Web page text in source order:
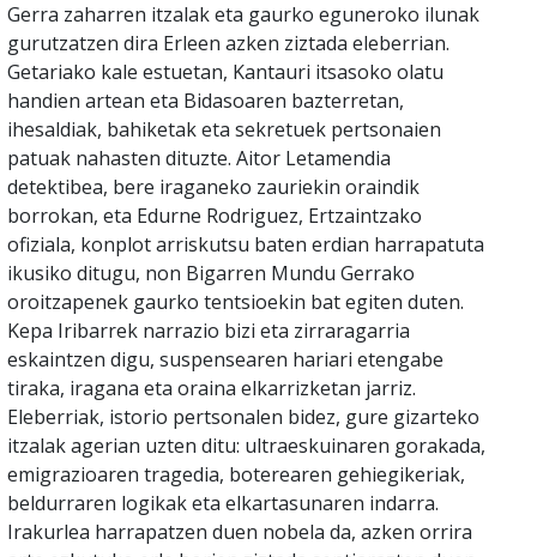
Gerra zaharren itzalak eta gaurko eguneroko ilunak
gurutzatzen dira Erleen azken ziztada eleberrian.
Getariako kale estuetan, Kantauri itsasoko olatu
handien artean eta Bidasoaren bazterretan,
ihesaldiak, bahiketak eta sekretuek pertsonaien
patuak nahasten dituzte. Aitor Letamendia
detektibea, bere iraganeko zauriekin oraindik
borrokan, eta Edurne Rodriguez, Ertzaintzako
ofiziala, konplot arriskutsu baten erdian harrapatuta
ikusiko ditugu, non Bigarren Mundu Gerrako
oroitzapenek gaurko tentsioekin bat egiten duten.
Kepa Iribarrek narrazio bizi eta zirraragarria
eskaintzen digu, suspensearen hariari etengabe
tiraka, iragana eta oraina elkarrizketan jarriz.
Eleberriak, istorio pertsonalen bidez, gure gizarteko
itzalak agerian uzten ditu: ultraeskuinaren gorakada,
emigrazioaren tragedia, boterearen gehiegikeriak,
beldurraren logikak eta elkartasunaren indarra.
Irakurlea harrapatzen duen nobela da, azken orrira